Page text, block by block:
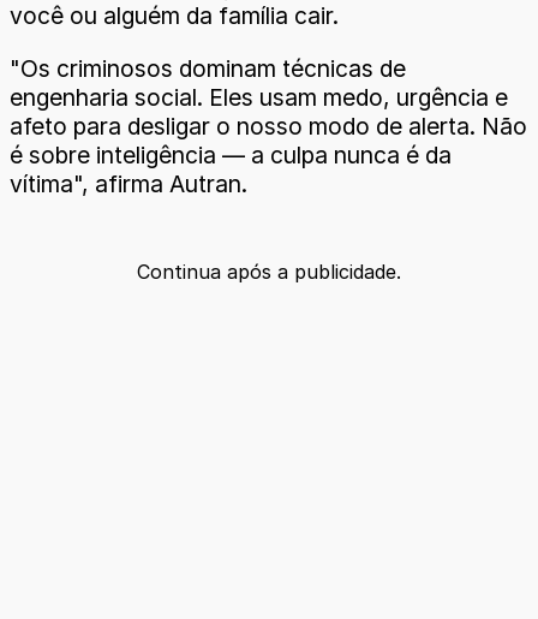
você ou alguém da família cair.
"Os criminosos dominam técnicas de
engenharia social. Eles usam medo, urgência e
afeto para desligar o nosso modo de alerta. Não
é sobre inteligência — a culpa nunca é da
vítima", afirma Autran.
Continua após a publicidade.